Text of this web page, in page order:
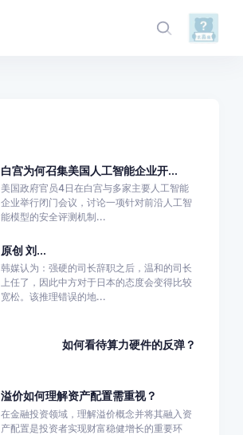
白宫为何召集美国人工智能企业开...
美国政府官员4日在白宫与多家主要人工智能
企业举行闭门会议，讨论一项针对前沿人工智
能模型的安全评测机制...
原创 刘...
韩媒认为：强硬的司长辞职之后，温和的司长
上任了，因此中方对于日本的态度会变得比较
宽松。该推理错误的地...
如何看待算力硬件的反弹？
溢价如何理解资产配置需重视？
在金融投资领域，理解溢价概念并将其融入资
产配置是投资者实现财富稳健增长的重要环